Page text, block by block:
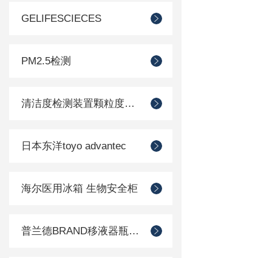
GELIFESCIECES
PM2.5检测
清洁度检测装置颗粒度检测
日本东洋toyo advantec
海尔医用冰箱 生物安全柜
普兰德BRAND移液器瓶口分配器